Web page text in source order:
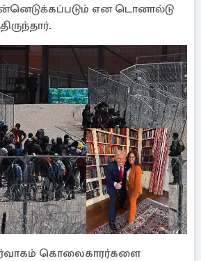
என டொனால்டு
கொலைகாரர்களை